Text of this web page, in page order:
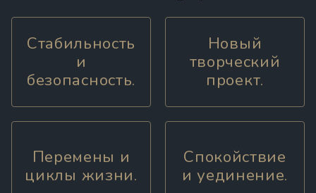
Стабильность
и
безопасность.
Новый
творческий
проект.
Перемены и
циклы жизни.
Спокойствие
и уединение.